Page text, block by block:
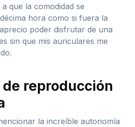
que la comodidad se
hora como si fuera la
poder disfrutar de una
sin que mis auriculares me
reproducción
la increíble autonomía